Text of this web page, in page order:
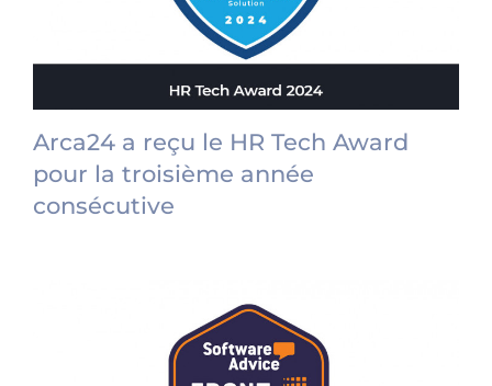
Arca24 a reçu le HR Tech Award
pour la troisième année
consécutive